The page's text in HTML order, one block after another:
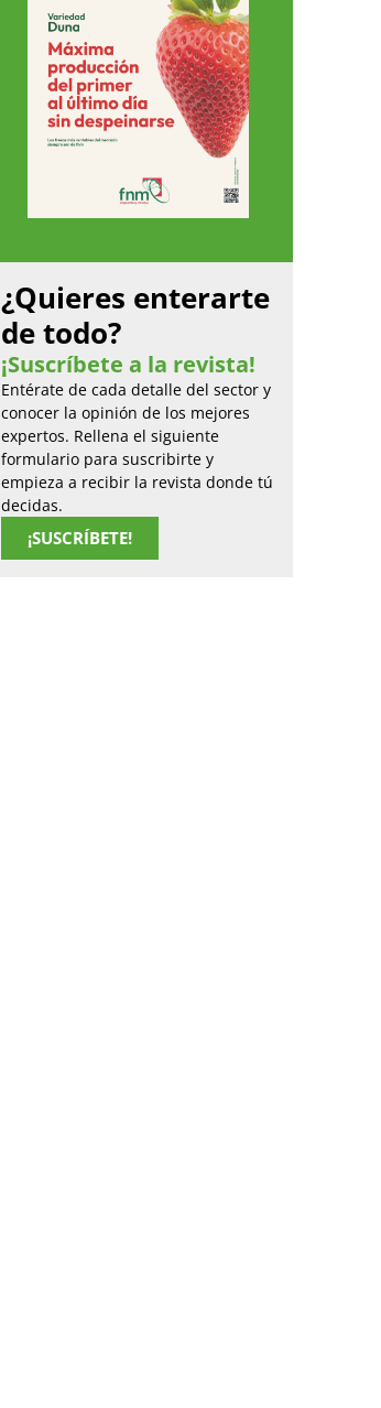
¿Quieres enterarte
de todo?
¡Suscríbete a la revista!
Entérate de cada detalle del sector y
conocer la opinión de los mejores
expertos. Rellena el siguiente
formulario para suscribirte y
empieza a recibir la revista donde tú
decidas.
¡SUSCRÍBETE!